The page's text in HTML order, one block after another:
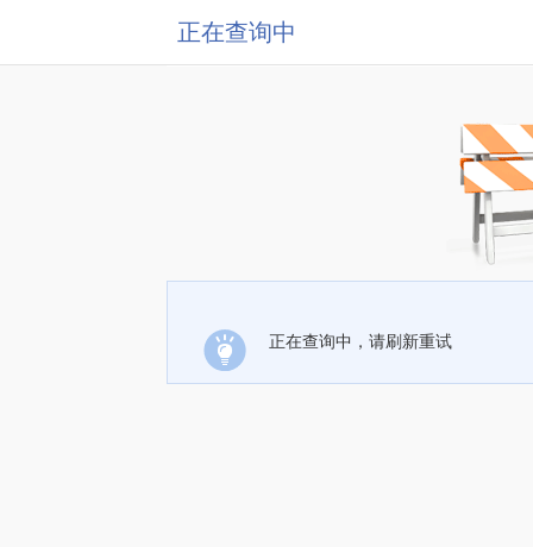
正在查询中
正在查询中，请刷新重试